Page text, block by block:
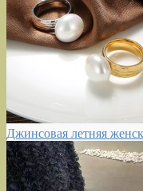
Джинсовая летняя